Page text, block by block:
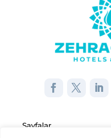
Sayfalar